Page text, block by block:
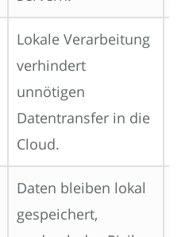
Lokale Verarbeitung
verhindert
unnötigen
Datentransfer in die
Cloud.
Daten bleiben lokal
gespeichert,